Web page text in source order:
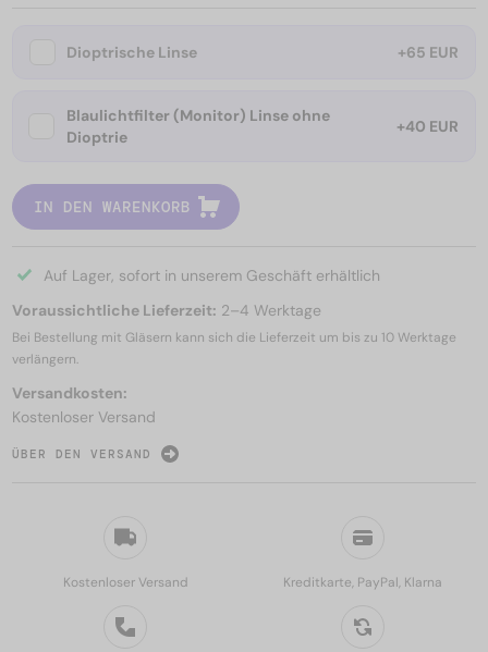
Kostenloser Versand Kreditkarte, PayPal, Klarna
Dioptrische Linse +65 EUR
Blaulichtfilter (Monitor) Linse ohne
Dioptrie
+40 EUR
IN DEN WARENKORB
Auf Lager, sofort in unserem Geschäft erhältlich
Voraussichtliche Lieferzeit: 2–4 Werktage
Bei Bestellung mit Gläsern kann sich die Lieferzeit um bis zu 10 Werktage
verlängern.
Versandkosten:
Kostenloser Versand
ÜBER DEN VERSAND